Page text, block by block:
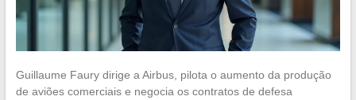
Guillaume Faury dirige a Airbus, pilota o aumento da produção
de aviões comerciais e negocia os contratos de defesa